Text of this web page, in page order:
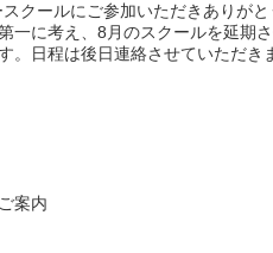
クールにご参加いただきありが
一に考え、8月のスクールを延期
。日程は後日連絡させていただき
案内